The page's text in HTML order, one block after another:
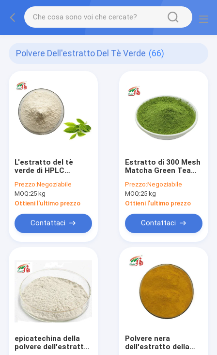
Polvere Dell'estratto Del Tè Verde (66)
L'estratto del tè
verde di HPLC
l'epicatechina della
CE di 90% per la
bevanda
Prezzo:Negoziabile
MOQ:25 kg
Ottieni l'ultimo prezzo
Contattaci
Estratto di 300 Mesh
Matcha Green Tea
e la bevanda
Prezzo:Negoziabile
MOQ:25 kg
Ottieni l'ultimo prezzo
Contattaci
epicatechina della
polvere dell'estratto
Polvere nera
dell'estratto della